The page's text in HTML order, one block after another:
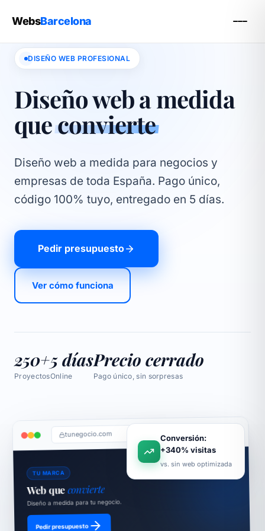
WebsBarcelona
DISEÑO WEB PROFESIONAL
Diseño web a medida
queconvierte
Diseño web a medida para negocios y
empresas de toda España. Pago único,
código 100% tuyo, entregado en 5 días.
Pedir presupuesto
Ver cómo funciona
250+
Proyectos
5 días
Online
Precio cerrado
Pago único, sin sorpresas
tunegocio.com
TU MARCA
Web que convierte
Diseño a medida para tu negocio.
Pedir presupuesto
Conversión:
+340% visitas